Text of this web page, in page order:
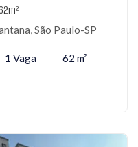
São Paulo-SP
1 Vaga 62 m²